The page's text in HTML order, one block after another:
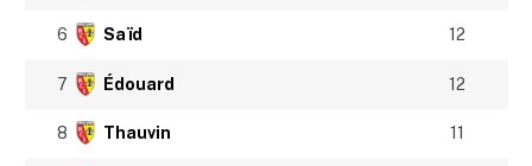
6 Saïd 12
7 Édouard 12
8 Thauvin 11